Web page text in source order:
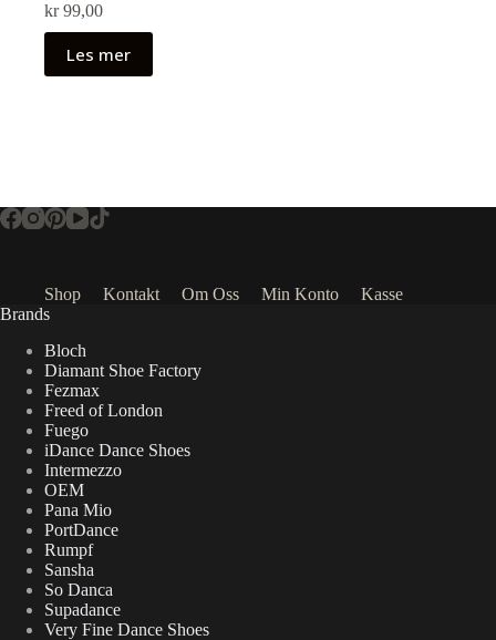
kr99,00
Les mer
Shop Kontakt Om Oss Min Konto
Kasse
Brands
Bloch
Diamant Shoe Factory
Fezmax
Freed of London
Fuego
iDance Dance Shoes
Intermezzo
OEM
Pana Mio
PortDance
Rumpf
Sansha
So Danca
Supadance
Very Fine Dance Shoes